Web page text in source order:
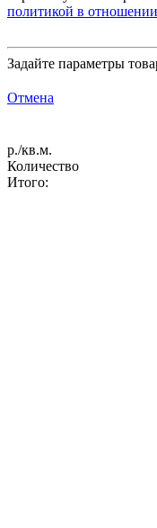
политикой в
Задайте параметры
Отмена
р./кв.м.
Количество
Итого: